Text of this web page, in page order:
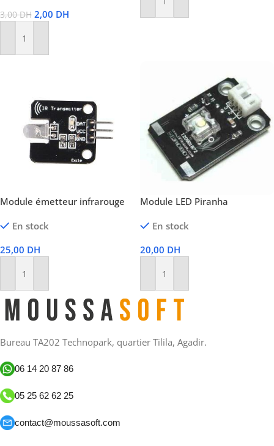
3,00DH 2,00 DH
Ajouter Au Panier
Ajouter Au Panier
Module émetteur infrarouge
En stock
25,00 DH
Ajouter Au Panier
Module LED Piranha
En stock
20,00 DH
Ajouter Au Panier
Bureau TA202 Technopark, quartier Tilila, Agadir.
06 14 20 87 86
05 25 62 62 25
contact@moussasoft.com